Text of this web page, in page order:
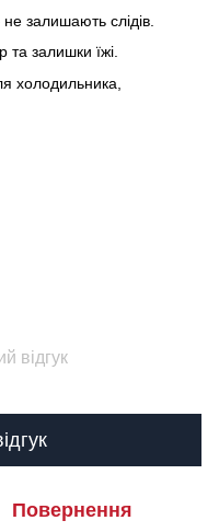
залишають слідів.
та залишки їжі.
холодильника,
відгук
Повернення